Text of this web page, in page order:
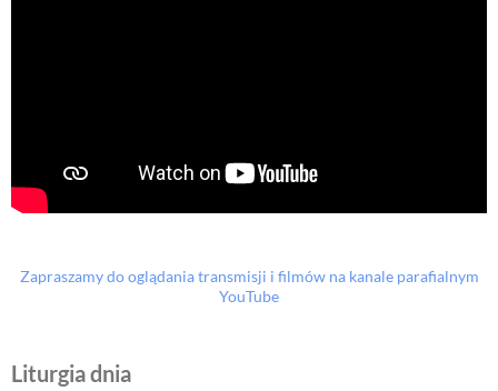
Zapraszamy do oglądania transmisji i filmów na kanale parafialnym
YouTube
Liturgia dnia